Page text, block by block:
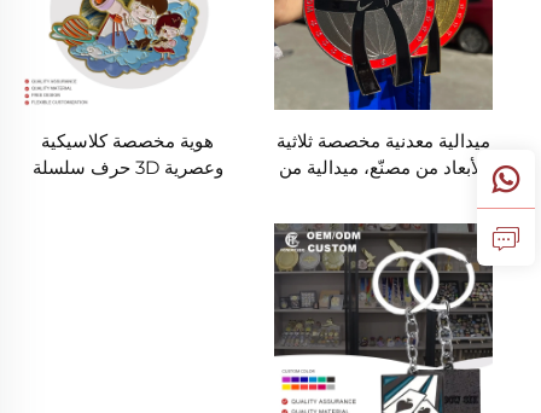
ميدالية معدنية مخصصة ثلاثية
الأبعاد من مصنّع، ميدالية من
والفضة والبرونز، ميدالية
رياضية، جائزة لعبة، جوائز،
تذكار ميدالية
هوية مخصصة كلاسيكية
وعصرية 3D حرف سلسلة